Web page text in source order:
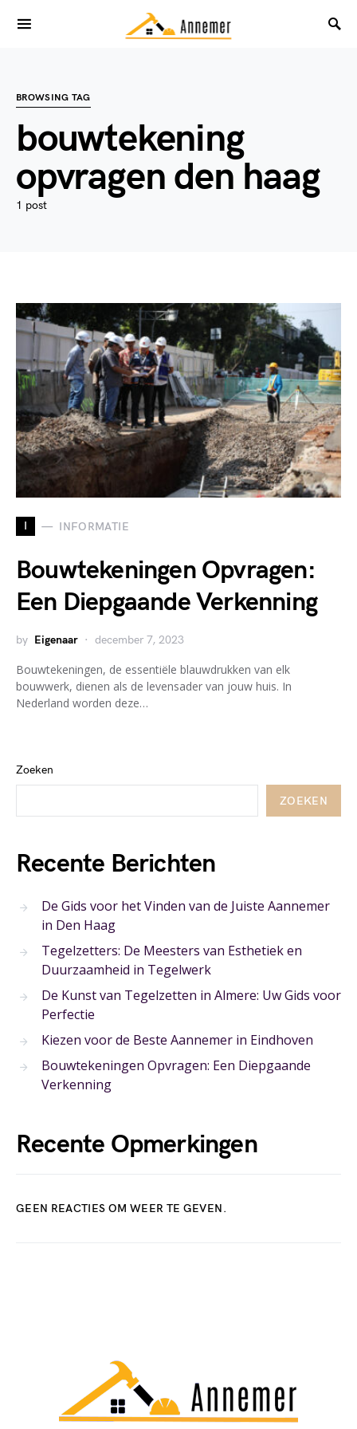
BROWSING TAG
bouwtekening
opvragen den haag
1 post
I INFORMATIE
Bouwtekeningen Opvragen:
Een Diepgaande Verkenning
by Eigenaar december 7, 2023
Bouwtekeningen, de essentiële blauwdrukken van elk
bouwwerk, dienen als de levensader van jouw huis. In
Nederland worden deze…
Zoeken
ZOEKEN
Recente Berichten
De Gids voor het Vinden van de Juiste Aannemer
in Den Haag
Tegelzetters: De Meesters van Esthetiek en
Duurzaamheid in Tegelwerk
De Kunst van Tegelzetten in Almere: Uw Gids voor
Perfectie
Kiezen voor de Beste Aannemer in Eindhoven
Bouwtekeningen Opvragen: Een Diepgaande
Verkenning
Recente Opmerkingen
GEEN REACTIES OM WEER TE GEVEN.